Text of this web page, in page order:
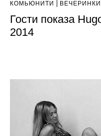
КОМЬЮНИТИ ВЕЧЕРИНКИ
Гости показа
2014